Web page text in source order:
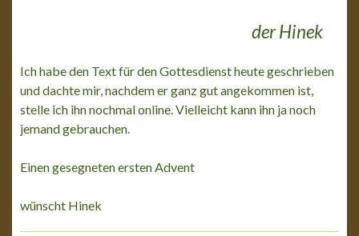
der Hinek
Ich habe den Text für den Gottesdienst heute geschrieben
und dachte mir, nachdem er ganz gut angekommen ist,
stelle ich ihn nochmal online. Vielleicht kann ihn ja noch
jemand gebrauchen.
Einen gesegneten ersten Advent
wünscht Hinek